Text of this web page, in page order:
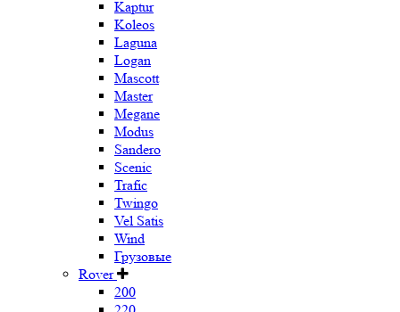
Kaptur
Koleos
Laguna
Logan
Mascott
Master
Megane
Modus
Sandero
Scenic
Trafic
Twingo
Vel Satis
Wind
Грузовые
Rover
200